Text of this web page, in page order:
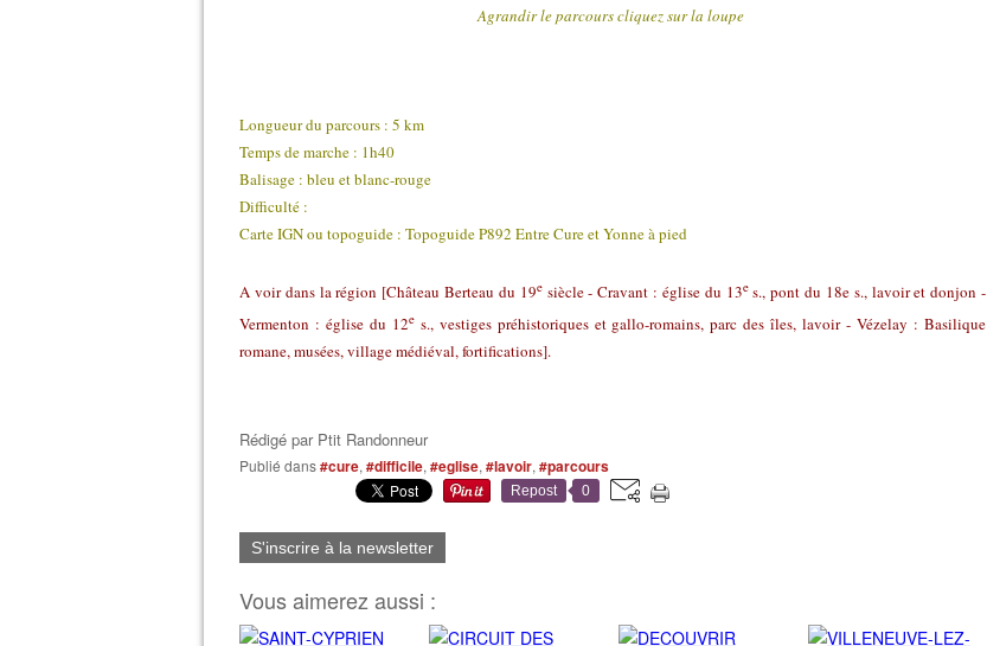
Agrandir le parcours cliquez sur la loupe
Longueur du parcours : 5 km
Temps de marche : 1h40
Balisage : bleu et blanc-rouge
Difficulté :
Carte IGN ou topoguide : Topoguide P892 Entre Cure et Yonne à pied
A voir dans la région [Château Berteau du 19esiècle - Cravant : église du 13es., pont du 18e s., lavoir et donjon -
Vermenton : église du 12es., vestiges préhistoriques et gallo-romains, parc des îles, lavoir - Vézelay : Basilique
romane, musées, village médiéval, fortifications].
Rédigé par Ptit Randonneur
Publié dans#cure, #difficile, #eglise, #lavoir, #parcours
Repost 0
S'inscrire à la newsletter
Vous aimerez aussi :